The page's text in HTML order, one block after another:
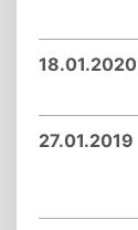
18.01.2020
27.01.2019